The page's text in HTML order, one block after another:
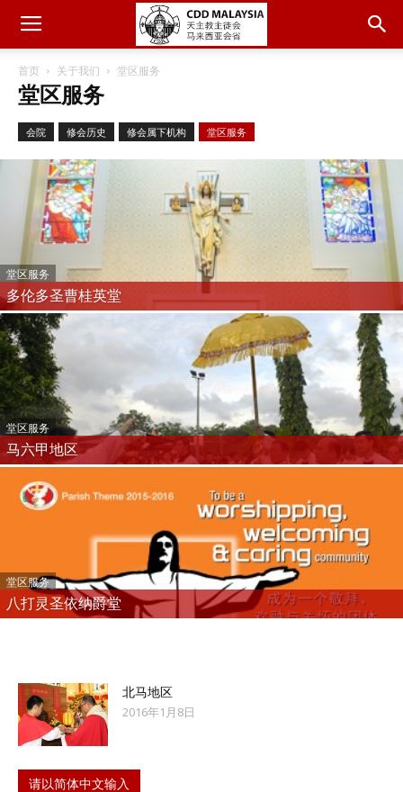
首页 关于我们 堂区服务
堂区服务
会院 修会历史 修会属下机构 堂区服务
堂区服务
多伦多圣曹桂英堂
堂区服务
马六甲地区
堂区服务
八打灵圣依纳爵堂
北马地区
2016年1月8日
请以简体中文输入